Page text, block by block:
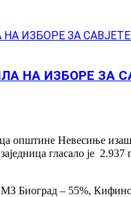
НА ИЗБОРЕ ЗА
општине Невесиње
гласало је
МЗ Биоград – 55%,